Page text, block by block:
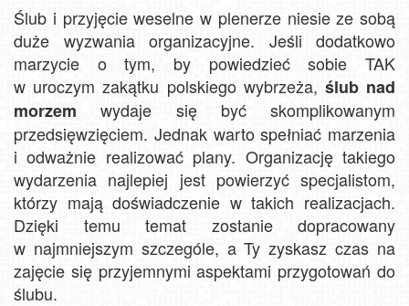
Ślub i przyjęcie weselne w plenerze niesie ze sobą
duże wyzwania organizacyjne. Jeśli dodatkowo
marzycie o tym, by powiedzieć sobie TAK
w uroczym zakątku polskiego wybrzeża, ślub nad
morzem wydaje się być skomplikowanym
przedsięwzięciem. Jednak warto spełniać marzenia
i odważnie realizować plany. Organizację takiego
wydarzenia najlepiej jest powierzyć specjalistom,
którzy mają doświadczenie w takich realizacjach.
Dzięki temu temat zostanie dopracowany
w najmniejszym szczególe, a Ty zyskasz czas na
zajęcie się przyjemnymi aspektami przygotowań do
ślubu.